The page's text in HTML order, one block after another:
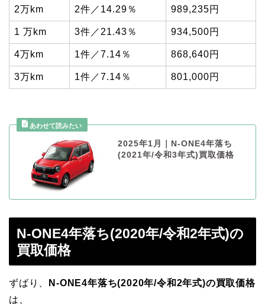
2万km 2件／14.29％ 989,235円
1 万km 3件／21.43％ 934,500円
4万km 1件／7.14％ 868,640円
3万km 1件／7.14％ 801,000円
2025年1月｜N-ONE4年落ち
(2021年/令和3年式)買取価格
N-ONE4年落ち(2020年/令和2年式)の
買取価格
ずばり、
N-ONE4年落ち(2020年/令和2年式)の買取価格
は、